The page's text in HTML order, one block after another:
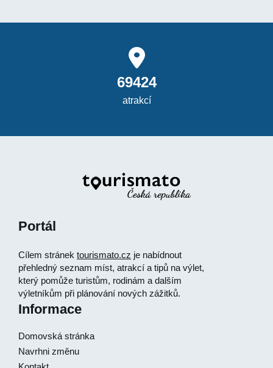
69424
atrakcí
Portál
Cílem stránek tourismato.cz je nabídnout
přehledný seznam míst, atrakcí a tipů na výlet,
který pomůže turistům, rodinám a dalším
výletníkům při plánování nových zážitků.
Informace
Domovská stránka
Navrhni změnu